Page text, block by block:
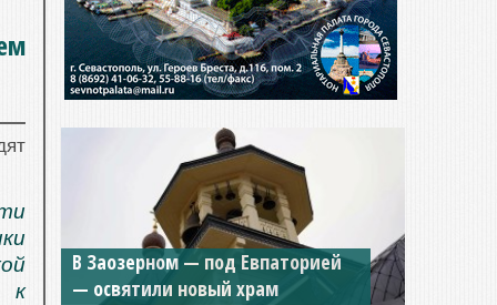
к
Мужской монастырь Косьмы и
Дамиана в Крыму вновь открыт
для посещения